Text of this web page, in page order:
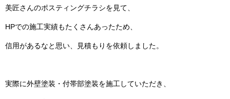
美匠さんのポスティングチラシを見て、
HPでの施工実績もたくさんあったため、
信用があるなと思い、見積もりを依頼しました。
実際に外壁塗装・付帯部塗装を施工していただき、